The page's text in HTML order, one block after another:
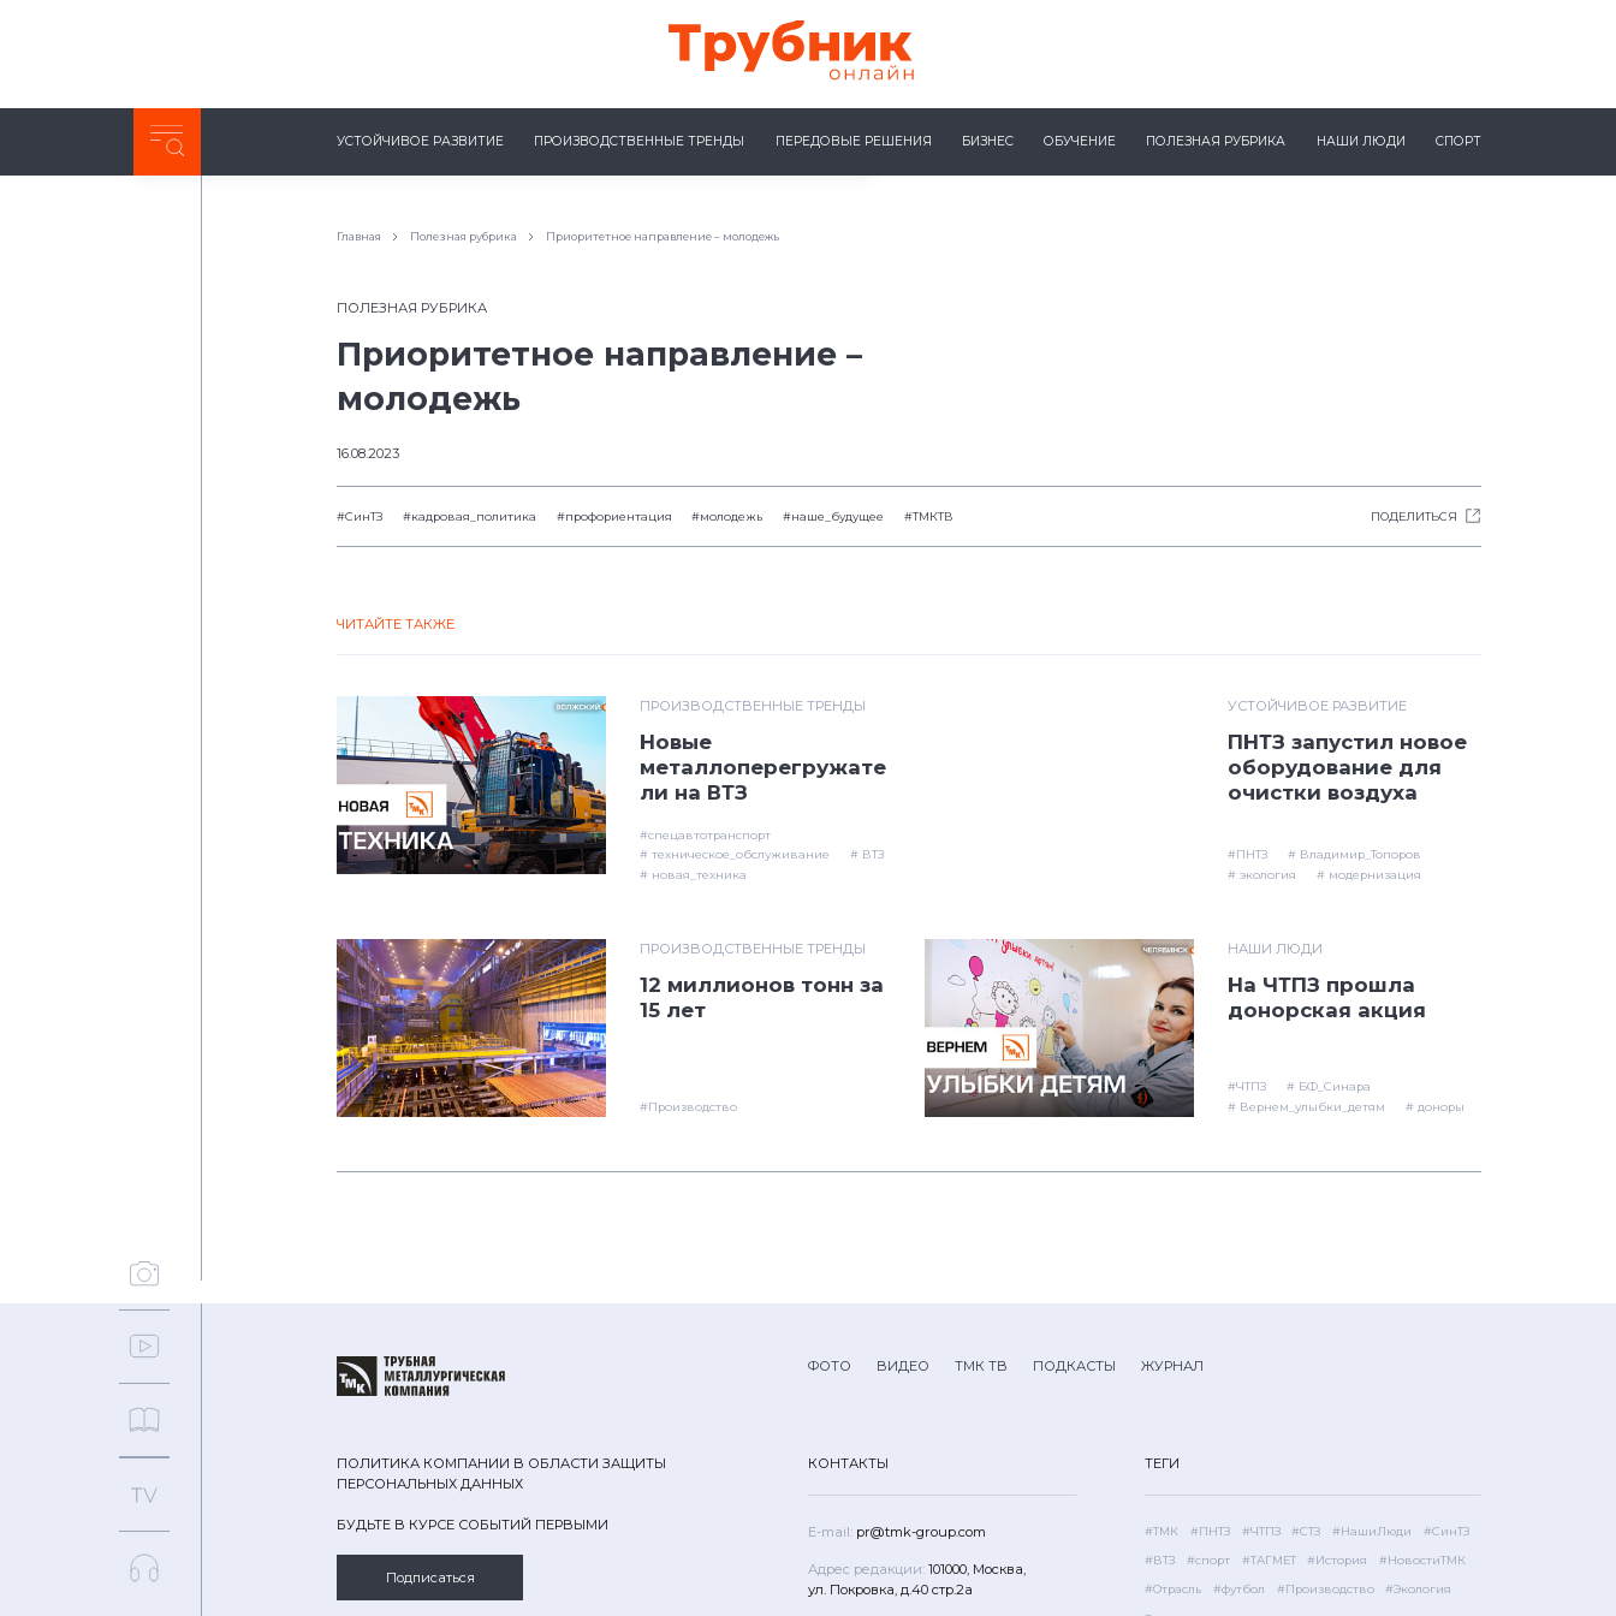
Неделя с ТМК. Выпуск №27 (225)
УСТОЙЧИВОЕ РАЗВИТИЕ ПРОИЗВОДСТВЕННЫЕ ТРЕНДЫ ПЕРЕДОВЫЕ РЕШЕНИЯ БИЗНЕС ОБУЧЕНИЕ ПОЛЕЗНАЯ РУБРИКА НАШИ ЛЮДИ СПОРТ
Главная Полезная рубрика Приоритетное направление – молодежь
ПОЛЕЗНАЯ РУБРИКА
Приоритетное направление –
молодежь
16.08.2023
#СинТЗ #кадровая_политика #профориентация #молодежь #наше_будущее #ТМКТВ ПОДЕЛИТЬСЯ
ЧИТАЙТЕ ТАКЖЕ
ПРОИЗВОДСТВЕННЫЕ ТРЕНДЫ
Новые
металлоперегружате
ли на ВТЗ
#спецавтотранспорт
# техническое_обслуживание
# ВТЗ
# новая_техника
УСТОЙЧИВОЕ РАЗВИТИЕ
ПНТЗ запустил новое
оборудование для
очистки воздуха
#ПНТЗ
# Владимир_Топоров
# экология
# модернизация
ПРОИЗВОДСТВЕННЫЕ ТРЕНДЫ
12 миллионов тонн за
15 лет
#Производство
НАШИ ЛЮДИ
На ЧТПЗ прошла
донорская акция
#ЧТПЗ
# БФ_Синара
# Вернем_улыбки_детям
# доноры
ФОТО ВИДЕО ТМК ТВ ПОДКАСТЫ ЖУРНАЛ
ПОЛИТИКА КОМПАНИИ В ОБЛАСТИ ЗАЩИТЫ
ПЕРСОНАЛЬНЫХ ДАННЫХ
БУДЬТЕ В КУРСЕ СОБЫТИЙ ПЕРВЫМИ
Подписаться
КОНТАКТЫ
E-mail: pr@tmk-group.com
Адрес редакции: 101000, Москва,
ул. Покровка, д.40 стр.2а
ТЕГИ
#ТМК #ПНТЗ #ЧТПЗ #СТЗ #НашиЛюди #СинТЗ
#ВТЗ #спорт #ТАГМЕТ #История #НовостиТМК
#Отрасль #футбол #Производство #Экология